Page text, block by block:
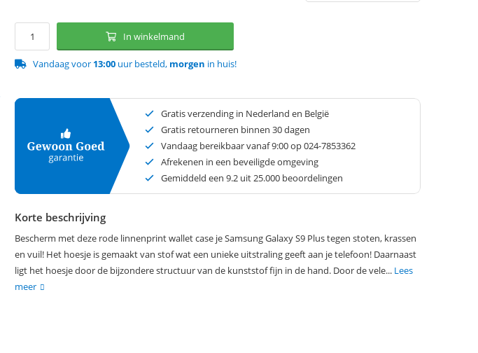
In winkelmand
Vandaag voor 13:00 uur besteld, morgen in huis!
Gratis verzending in Nederland en België
Gratis retourneren binnen 30 dagen
Vandaag bereikbaar vanaf 9:00 op 024-7853362
Afrekenen in een beveiligde omgeving
Gemiddeld een 9.2 uit 25.000 beoordelingen
Korte beschrijving
Bescherm met deze rode linnenprint wallet case je Samsung Galaxy S9 Plus tegen stoten, krassen
en vuil! Het hoesje is gemaakt van stof wat een unieke uitstraling geeft aan je telefoon! Daarnaast
ligt het hoesje door de bijzondere structuur van de kunststof fijn in de hand. Door de vele... Lees
meer